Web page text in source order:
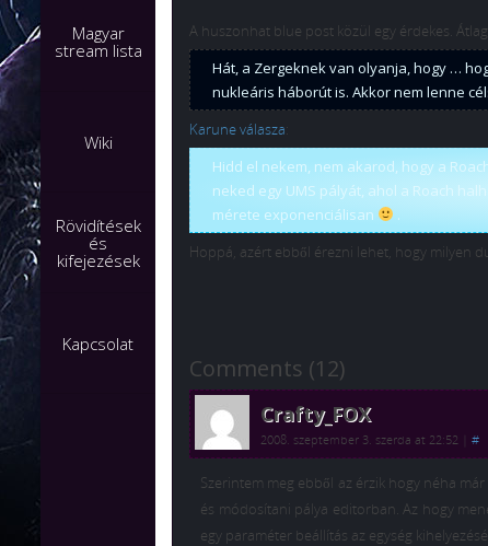
Magyar
stream lista
Wiki
Rövidítések
és
kifejezések
Kapcsolat
A huszonhat blue post közül egy érdekes.
Hát, a Zergeknek van olyanja, hogy …
nukleáris háborút is. Akkor nem lenne
Karune válasza:
Hidd el nekem, nem akarod, hogy a
neked egy UMS pályát, ahol a Roach
mérete exponenciálisan
.
Hoppá, azért ebből érezni lehet, hogy milyen
Comments (12)
Crafty_FOX
2008. szeptember 3. szerda at 22:52 #
Szerintem meg ebből az érzik hogy néha
és módosítani pálya editorban. Az hogy
egy paraméter beállítás az egység